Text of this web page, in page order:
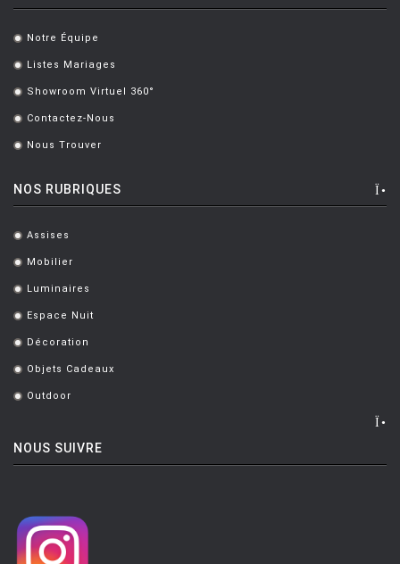
. Notre Équipe
. Listes Mariages
. Showroom Virtuel 360°
. Contactez-Nous
. Nous Trouver
NOS RUBRIQUES
. Assises
. Mobilier
. Luminaires
. Espace Nuit
. Décoration
. Objets Cadeaux
. Outdoor
NOUS SUIVRE